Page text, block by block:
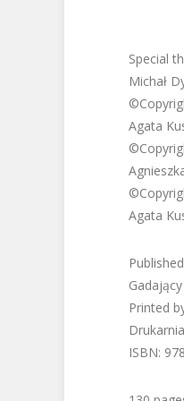
Special
Michał
Agata
Agata
Printed
ISBN: